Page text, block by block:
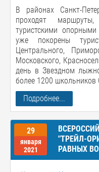
В районах Санкт-
проходят
туристскими
уже покорены
Центрального,
Московского,
день в Звездном
более 1200 школьников
Подробнее...
29
января
2021
"ТРЕЙЛ-
РАВНЫХ